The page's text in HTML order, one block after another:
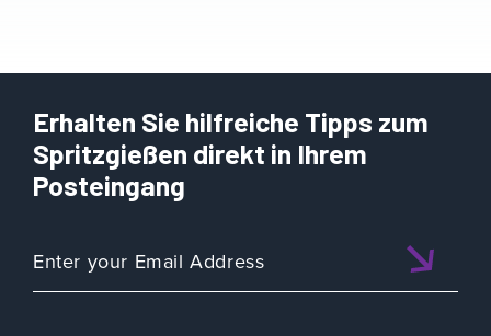
Erhalten Sie hilfreiche Tipps zum
Spritzgießen direkt in Ihrem
Posteingang